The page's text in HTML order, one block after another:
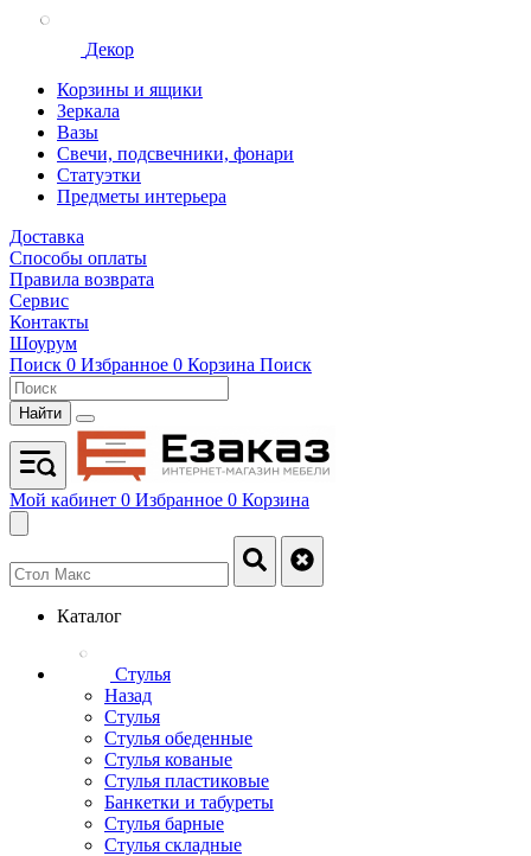
Декор
Корзины и ящики
Зеркала
Вазы
Свечи, подсвечники, фонари
Статуэтки
Предметы интерьера
Доставка
Способы оплаты
Правила возврата
Сервис
Контакты
Шоурум
Поиск 0 Избранное 0 Корзина Поиск
Найти
Мой кабинет 0 Избранное 0 Корзина
Каталог
Стулья
Назад
Стулья
Стулья обеденные
Стулья кованые
Стулья пластиковые
Банкетки и табуреты
Стулья барные
Стулья складные